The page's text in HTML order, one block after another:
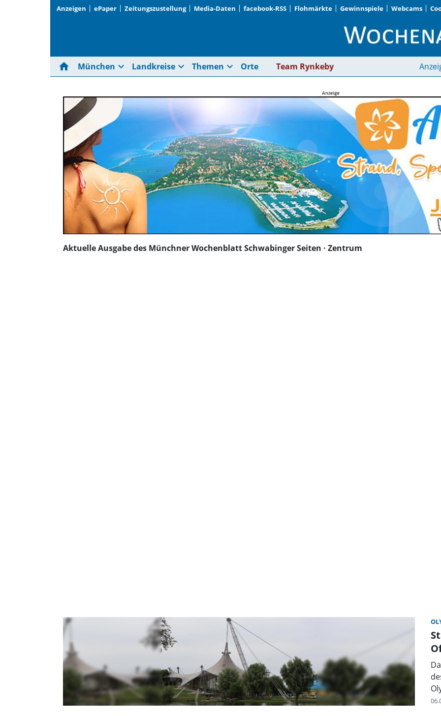
Anzeigen ePaper Zeitungszustellung Media-Daten facebook-RSS Flohmärkte Gewinnspiele Webcams
Wochenblatt
home München expand_more Landkreise expand_more Themen expand_more Orte Team Rynkeby
Aktuelle Ausgabe des Münchner Wochenblatt Schwabinger Seiten · Zentrum